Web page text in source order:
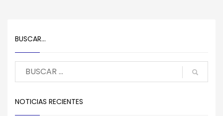
BUSCAR…
NOTICIAS RECIENTES